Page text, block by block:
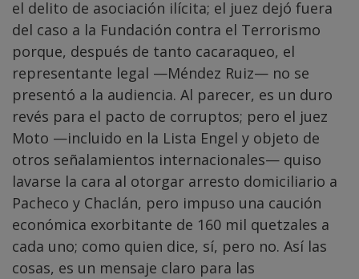
el delito de asociación ilícita; el juez dejó fuera
del caso a la Fundación contra el Terrorismo
porque, después de tanto cacaraqueo, el
representante legal —Méndez Ruiz— no se
presentó a la audiencia. Al parecer, es un duro
revés para el pacto de corruptos; pero el juez
Moto —incluido en la Lista Engel y objeto de
otros señalamientos internacionales— quiso
lavarse la cara al otorgar arresto domiciliario a
Pacheco y Chaclán, pero impuso una caución
económica exorbitante de 160 mil quetzales a
cada uno; como quien dice, sí, pero no. Así las
cosas, es un mensaje claro para las